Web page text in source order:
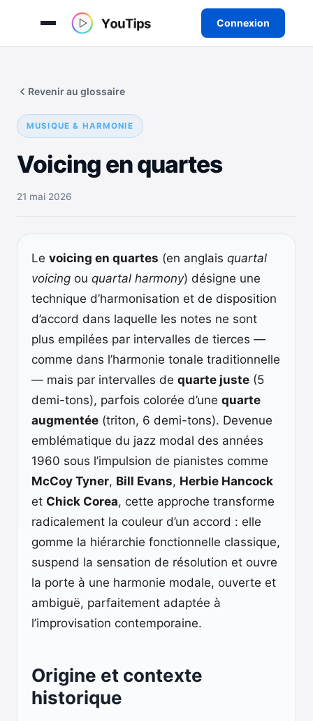
Connexion
contenu
MUSIQUE & HARMONIE
Voicing en quartes
Revenir au glossaire
21 mai 2026
Le voicing en quartes (en anglais quartal
voicing ou quartal harmony) désigne une
technique d’harmonisation et de disposition
d’accord dans laquelle les notes ne sont
plus empilées par intervalles de tierces —
comme dans l’harmonie tonale traditionnelle
— mais par intervalles de quarte juste (5
demi-tons), parfois colorée d’une quarte
augmentée (triton, 6 demi-tons). Devenue
emblématique du jazz modal des années
1960 sous l’impulsion de pianistes comme
McCoy Tyner, Bill Evans, Herbie Hancock
et Chick Corea, cette approche transforme
radicalement la couleur d’un accord : elle
gomme la hiérarchie fonctionnelle classique,
suspend la sensation de résolution et ouvre
la porte à une harmonie modale, ouverte et
ambiguë, parfaitement adaptée à
l’improvisation contemporaine.
Origine et contexte
historique